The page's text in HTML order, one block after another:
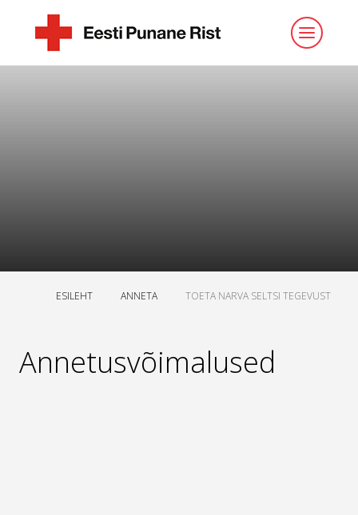
ESILEHT ANNETA TOETA NARVA SELTSI TEGEVUST
Annetusvõimalused